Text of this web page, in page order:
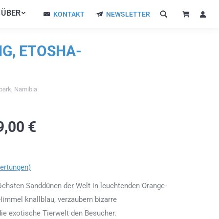
ÜBER KONTAKT NEWSLETTER
ETOSHA-
Namibia
€
Sanddünen der Welt in leuchtenden Orange-
knallblau, verzaubern bizarre
exotische Tierwelt den Besucher.
ÜBER KONTAKT NEWSLETTER